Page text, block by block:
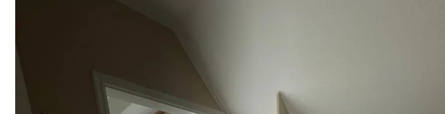
PROPIEDAD VENDIDA